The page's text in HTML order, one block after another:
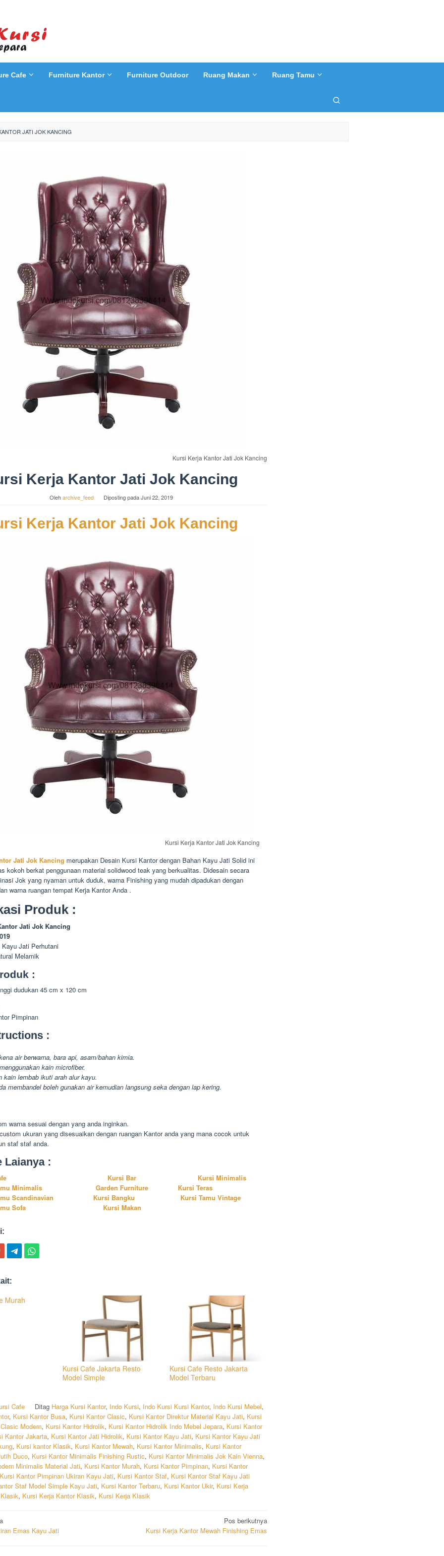
Cafe Furniture Kantor Furniture Outdoor Ruang Makan Ruang Tamu
JATI JOK KANCING
Kursi Kerja Kantor Jati Jok Kancing
Kerja Kantor Jati Jok Kancing
Oleharchive_feed Diposting padaJuni 22, 2019
Kerja Kantor Jati Jok Kancing
Kursi Kerja Kantor Jati Jok Kancing
Jati Jok Kancing merupakan Desain Kursi Kantor dengan Bahan Kayu Jati Solid ini
kokoh berkat penggunaan material solidwood teak yang berkualitas. Didesain secara
Jok yang nyaman untuk duduk, warna Finishing yang mudah dipadukan dengan
warna ruangan tempat Kerja Kantor Anda .
Produk :
Jati Jok Kancing
Jati Perhutani
Melamik
:
dudukan 45 cm x 120 cm
Pimpinan
:
air berwarna, bara api, asam/bahan kimia.
kain microfiber.
kain lembab ikuti arah alur kayu.
membandel boleh gunakan air kemudian langsung seka dengan lap kering.
warna sesuai dengan yang anda inginkan.
ukuran yang disesuaikan dengan ruangan Kantor anda yang mana cocok untuk
staf staf anda.
Laianya :
Kursi Bar
Kursi Minimalis
Minimalis
Garden Furniture
Kursi Teras
Scandinavian
Kursi Bangku
Kursi Tamu Vintage
Sofa
Kursi Makan
Murah
Kursi Cafe Jakarta Resto
Model Simple
Kursi Cafe Resto Jakarta
Model Terbaru
Cafe Ditag Harga Kursi Kantor, Indo Kursi, Indo Kursi Kursi Kantor, Indo Kursi Mebel,
, Kursi Kantor Busa, Kursi Kantor Clasic, Kursi Kantor Direktur Material Kayu Jati, Kursi
Modern, Kursi Kantor Hidrolik, Kursi Kantor Hidrolik Indo Mebel Jepara, Kursi Kantor
Kantor Jakarta, Kursi Kantor Jati Hidrolik, Kursi Kantor Kayu Jati, Kursi Kantor Kayu Jati
, Kursi kantor Klasik, Kursi Kantor Mewah, Kursi Kantor Minimalis, Kursi Kantor
Duco, Kursi Kantor Minimalis Finishing Rustic, Kursi Kantor Minimalis Jok Kain Vienna,
Minimalis Material Jati, Kursi Kantor Murah, Kursi Kantor Pimpinan, Kursi Kantor
Kursi Kantor Pimpinan Ukiran Kayu Jati, Kursi Kantor Staf, Kursi Kantor Staf Kayu Jati
Staf Model Simple Kayu Jati, Kursi Kantor Terbaru, Kursi Kantor Ukir, Kursi Kerja
, Kursi Kerja Kantor Klasik, Kursi Kerja Klasik
Emas Kayu Jati
Pos berikutnya
Kursi Kerja Kantor Mewah Finishing Emas